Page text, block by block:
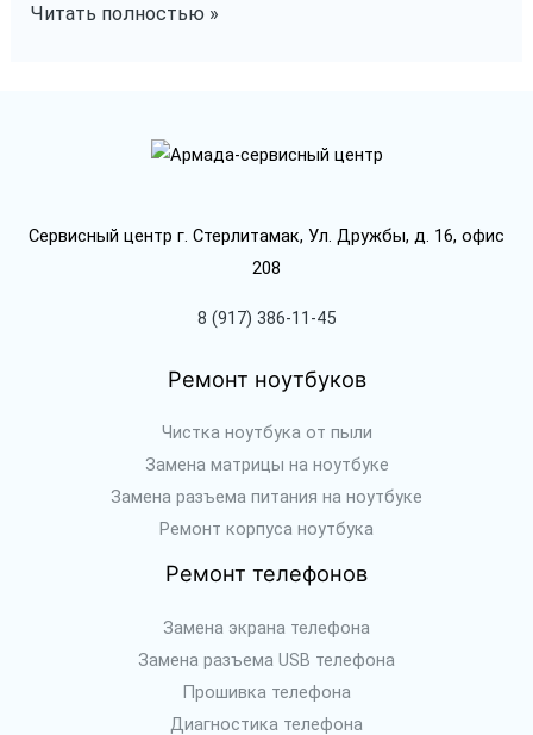
Устранение
Читать полностью »
Сервисный центр г. Стерлитамак, Ул. Дружбы, д. 16, офис
208
8 (917) 386-11-45
Ремонт ноутбуков
Чистка ноутбука от пыли
Замена матрицы на ноутбуке
Замена разъема питания на ноутбуке
Ремонт корпуса ноутбука
Ремонт телефонов
Замена экрана телефона
Замена разъема USB телефона
Прошивка телефона
Диагностика телефона